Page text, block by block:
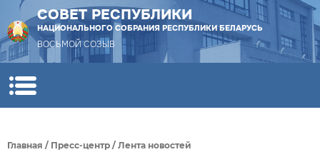
СОВЕТ РЕСПУБЛИКИ
НАЦИОНАЛЬНОГО СОБРАНИЯ РЕСПУБЛИКИ БЕЛАРУСЬ
ВОСЬМОЙ СОЗЫВ
Главная / Пресс-центр / Лента новостей